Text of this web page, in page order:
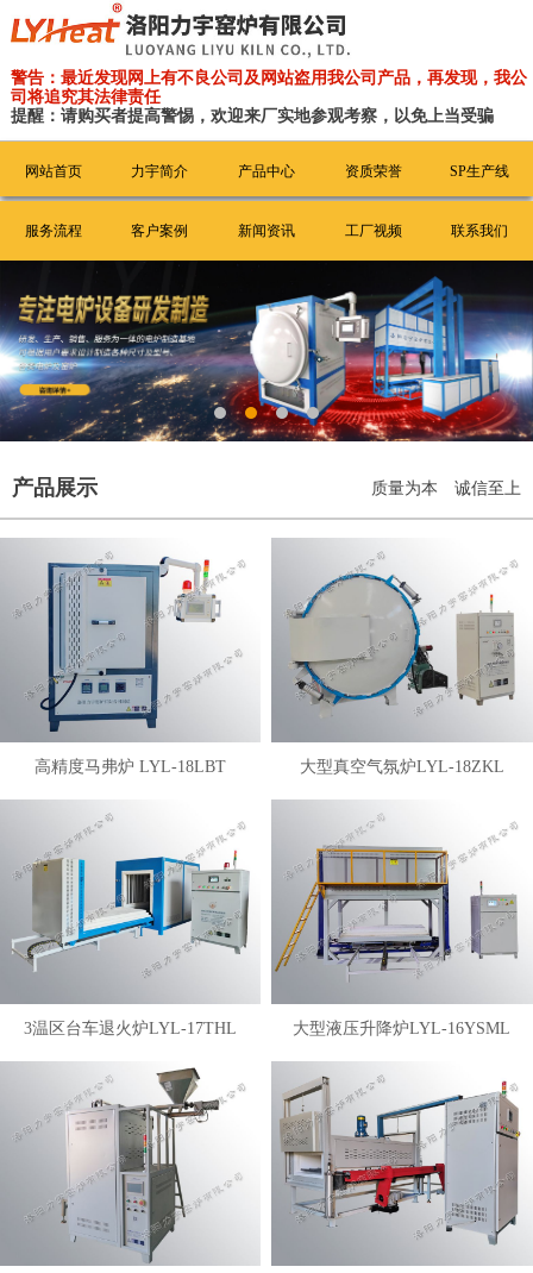
警告：最近发现网上有不良公司及网站盗用我公司产品，再发现，我公
司将追究其法律责任
提醒：请购买者提高警惕，欢迎来厂实地参观考察，以免上当受骗
网站首页 力宇简介 产品中心 资质荣誉 SP生产线
服务流程 客户案例 新闻资讯 工厂视频 联系我们
产品展示 质量为本 诚信至上
高精度马弗炉 LYL-18LBT 大型真空气氛炉LYL-18ZKL
3温区台车退火炉LYL-17THL 大型液压升降炉LYL-16YSML